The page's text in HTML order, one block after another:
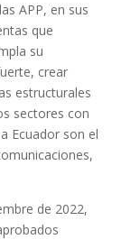
APP, en sus
que
su
crear
estructurales
sectores con
Ecuador son el
de 2022,